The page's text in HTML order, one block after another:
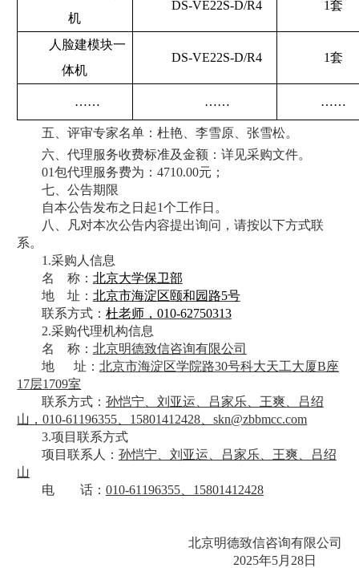
机
DS-VE22S-D/R4 1套
人脸建模块一
体机
DS-VE22S-D/R4 1套
…… …… ……
五、评审专家名单：杜艳、李雪原、张雪松。
六、代理服务收费标准及金额：详见采购文件。
01包代理服务费为：4710.00元；
七、公告期限
自本公告发布之日起1个工作日。
八、凡对本次公告内容提出询问，请按以下方式联
系。
1.采购人信息
名 称： 北京大学保卫部
地 址： 北京市海淀区颐和园路5号
联系方式： 杜老师，010-62750313
2.采购代理机构信息
名 称： 北京明德致信咨询有限公司
地 址： 北京市海淀区学院路30号科大天工大厦B座
17层1709室
联系方式： 孙恺宁、刘亚运、吕家乐、王爽、吕绍
山，010-61196355、15801412428、skn@zbbmcc.com
3.项目联系方式
项目联系人： 孙恺宁、刘亚运、吕家乐、王爽、吕绍
山
电
话： 010-61196355、15801412428
北京明德致信咨询有限公司
2025年5月28日